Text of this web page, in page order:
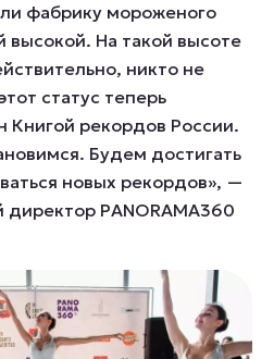
фабрику мороженого
высокой. На такой высоте
никто не
статус теперь
Книгой рекордов России.
Будем достигать
новых рекордов», —
PANORAMA360